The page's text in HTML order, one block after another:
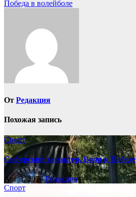
по
Победа в волейболе
От Редакция
Похожая запись
Спорт
Сибирский характер. Воля к Победе
Авг 3, 2026Редакция
Спорт